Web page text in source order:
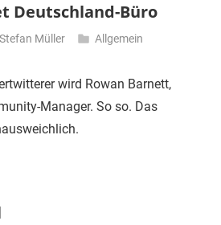
Deutschland-Büro
Stefan Müller Allgemein
wird Rowan Barnett,
Manager. So so. Das